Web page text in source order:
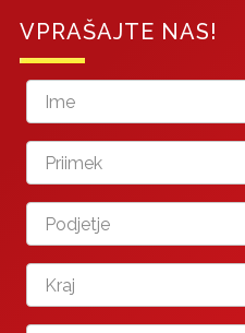
VPRAŠAJTE NAS!